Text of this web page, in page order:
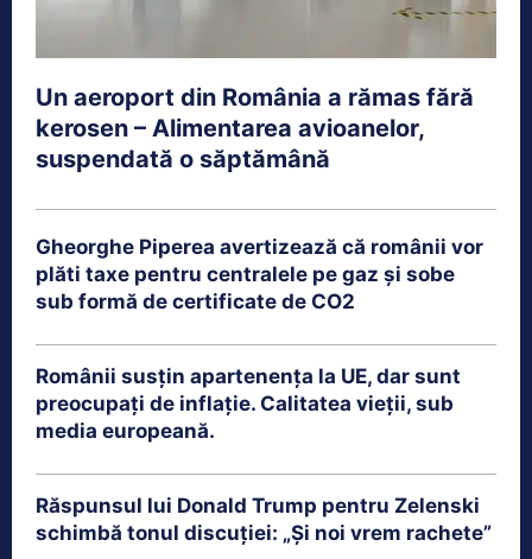
Un aeroport din România a rămas fără
kerosen – Alimentarea avioanelor,
suspendată o săptămână
Gheorghe Piperea avertizează că românii vor
plăti taxe pentru centralele pe gaz și sobe
sub formă de certificate de CO2
Românii susțin apartenența la UE, dar sunt
preocupați de inflație. Calitatea vieții, sub
media europeană.
Răspunsul lui Donald Trump pentru Zelenski
schimbă tonul discuției: „Și noi vrem rachete”